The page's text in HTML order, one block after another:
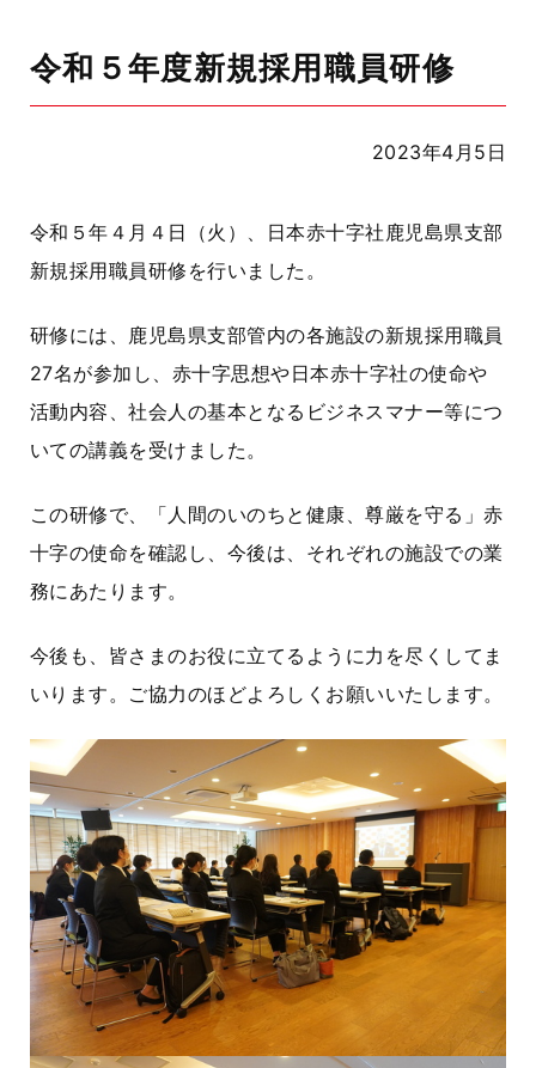
令和５年度新規採用職員研修
2023年4月5日
令和５年４月４日（火）、日本赤十字社鹿児島県支部
新規採用職員研修を行いました。
研修には、鹿児島県支部管内の各施設の新規採用職員
27名が参加し、赤十字思想や日本赤十字社の使命や
活動内容、社会人の基本となるビジネスマナー等につ
いての講義を受けました。
この研修で、「人間のいのちと健康、尊厳を守る」赤
十字の使命を確認し、今後は、それぞれの施設での業
務にあたります。
今後も、皆さまのお役に立てるように力を尽くしてま
いります。ご協力のほどよろしくお願いいたします。